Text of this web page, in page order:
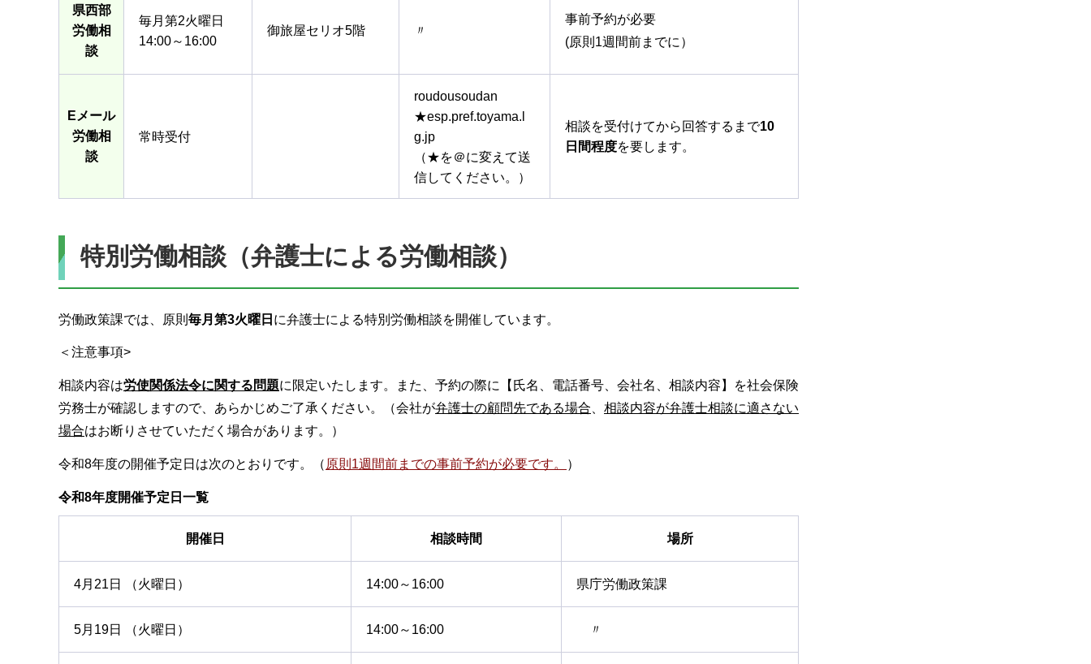
県西部
労働相
談
毎月第2火曜日
14:00～16:00
御旅屋セリオ5階 〃
事前予約が必要
(原則1週間前までに）
Eメール
労働相
談
常時受付
roudousoudan
★esp.pref.toyama.l
g.jp
（★を＠に変えて送
信してください。）
相談を受付けてから回答するまで10
日間程度を要します。
特別労働相談（弁護士による労働相談）
労働政策課では、原則 毎月第3火曜日 に弁護士による特別労働相談を開催しています。
＜注意事項>
相談内容は労使関係法令に関する問題に限定いたします。また、予約の際に【氏名、電話番号、会社名、相談内容】を社会保険
労務士が確認しますので、あらかじめご了承ください。（会社が弁護士の顧問先である場合
相談内容が弁護士相談に適さない
場合はお断りさせていただく場合があります。）
令和8年度の開催予定日は次のとおりです。（ 原則1週間前までの事前予約が必要です。 ）
令和8年度開催予定日一覧
開催日 相談時間 場所
4月21日 （火曜日） 14:00～16:00 県庁労働政策課
5月19日 （火曜日） 14:00～16:00 〃